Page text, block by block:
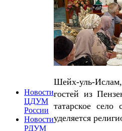
Новости
ЦДУМ
России
Новости
РДУМ
Шейх-уль-
гостей из
татарское
уделяется